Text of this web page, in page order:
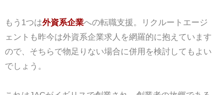
もう1つは外資系企業への転職支援。リクルートエージ
ェントも昨今は外資系企業求人を網羅的に抱えています
ので、そちらで物足りない場合に併用を検討してもよい
でしょう。